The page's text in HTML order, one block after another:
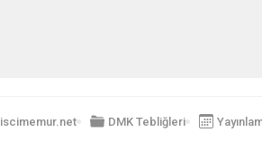
iscimemur.net DMK Tebliğleri